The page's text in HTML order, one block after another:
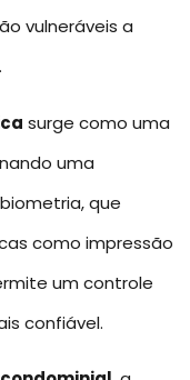
vulneráveis a
surge como uma
uma
que
como impressão
um controle
confiável.